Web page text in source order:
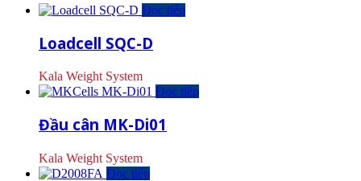
Đọc tiếp
Loadcell SQC-D
Kala Weight System
Đọc tiếp
Đầu cân MK-Di01
Kala Weight System
Đọc tiếp